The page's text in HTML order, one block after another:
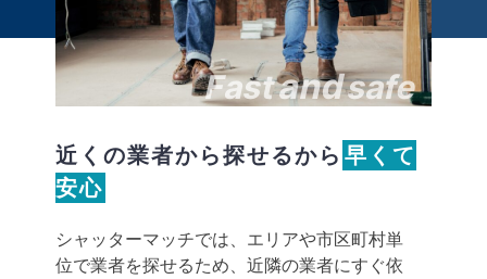
近くの業者から探せるから 早くて
安心
シャッターマッチでは、エリアや市区町村単
位で業者を探せるため、近隣の業者にすぐ依
Fastandsafe